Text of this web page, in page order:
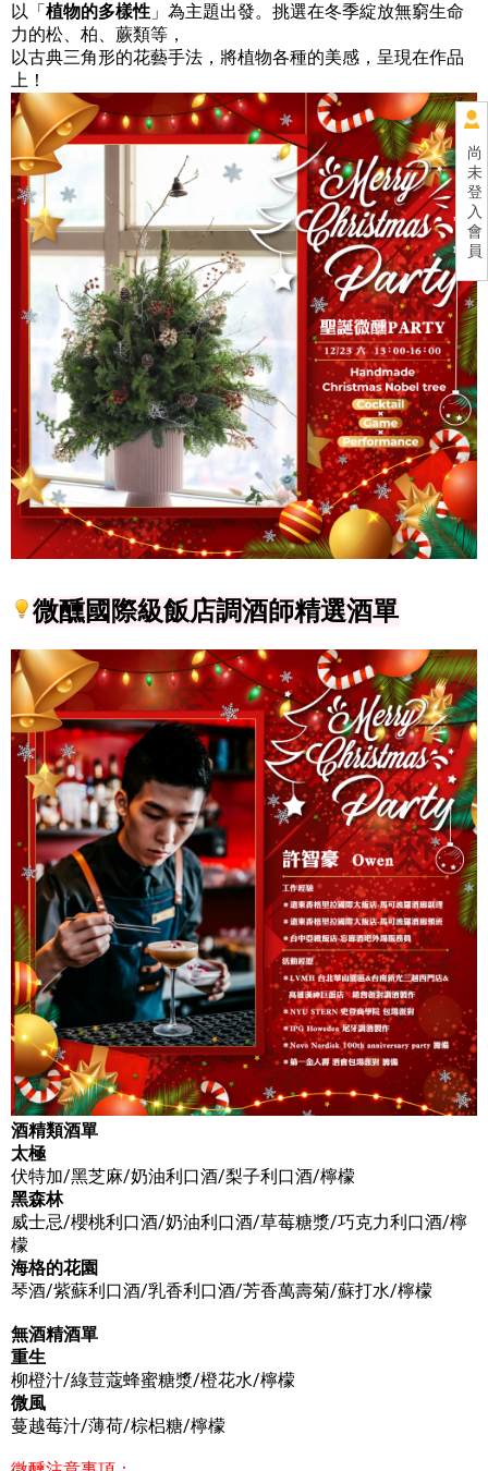
尚
未
登
入
會
員
以「植物的多樣性 」為主題出發。挑選在冬季綻放無窮生命
力的松、柏、蕨類等，
以古典三角形的花藝手法，將植物各種的美感，呈現在作品
上！
微醺國際級飯店調酒師精選酒單
酒精類酒單
太極
伏特加/黑芝麻/奶油利口酒/梨子利口酒/檸檬
黑森林
威士忌/櫻桃利口酒/奶油利口酒/草莓糖漿/巧克力利口酒/檸
檬
海格的花園
琴酒/紫蘇利口酒/乳香利口酒/芳香萬壽菊/蘇打水/檸檬
無酒精酒單
重生
柳橙汁/綠荳蔻蜂蜜糖漿/橙花水/檸檬
微風
蔓越莓汁/薄荷/棕梠糖/檸檬